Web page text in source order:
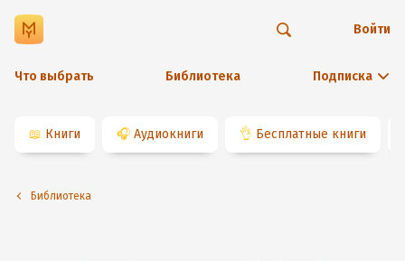
Что выбрать Библиотека Подписка
Войти
📖 Книги 🎧 Аудиокниги 👌 Бесплатные книги
Библиотека